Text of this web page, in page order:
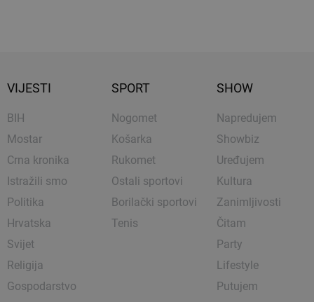
VIJESTI
BIH
Mostar
Crna kronika
Istražili smo
Politika
Hrvatska
Svijet
Religija
Gospodarstvo
SPORT
Nogomet
Košarka
Rukomet
Ostali sportovi
Borilački sportovi
Tenis
SHOW
Napredujem
Showbiz
Uređujem
Kultura
Zanimljivosti
Čitam
Party
Lifestyle
Putujem